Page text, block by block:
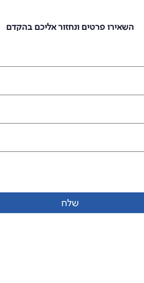
השאירו פרטים ונחזור אליכם בהקדם
שלח